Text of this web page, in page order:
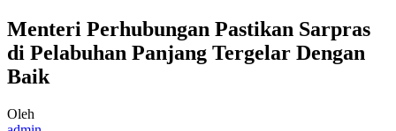
Menteri Perhubungan Pastikan Sarpras
di Pelabuhan Panjang Tergelar Dengan
Baik
Oleh